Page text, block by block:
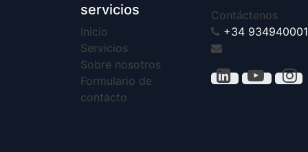
servicios
Inicio
Servicios
Sobre nosotros
Formulario de
contacto
Contáctenos
+34 934940001